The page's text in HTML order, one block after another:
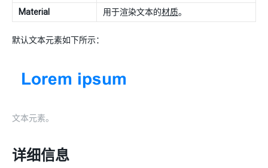
Material
用于渲染文本的材质。
默认文本元素如下所示：
文本元素。
详细信息